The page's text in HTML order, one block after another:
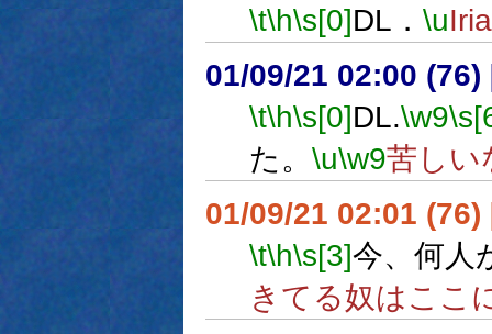
\t\h\s[0]DL． \u
01/09/21 02:00 (76)
\t\h\s[0]DL.\w9
た。 \u\w9苦しい
01/09/21 02:01 (76)
\t\h\s[3]今、何人
きてる奴はここ